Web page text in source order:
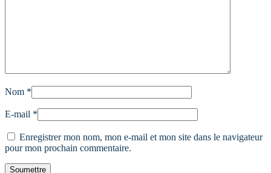
Nom *
E-mail *
Enregistrer mon nom, mon e-mail et mon site dans le navigateur
pour mon prochain commentaire.